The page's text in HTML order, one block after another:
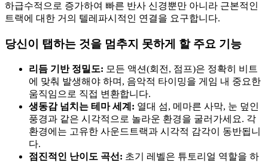
하급수적으로 증가하여 빠른 반사 신경뿐만 아니라 근본적인
트랙에 대한 거의 텔레파시적인 연결을 요구합니다.
당신이 탭하는 것을 멈추지 못하게 할 주요 기능
리듬 기반 정밀도: 모든 액션(회전, 점프)은 정확히 비트
에 맞춰 발생해야 하며, 음악적 타이밍을 게임 내 중요한
움직임으로 직접 변환합니다.
생동감 넘치는 테마 세계: 열대 섬, 메마른 사막, 눈 덮인
풍경과 같은 시각적으로 놀라운 환경을 굴러가세요. 각
환경에는 고유한 사운드트랙과 시각적 감각이 동반됩니
다.
점진적인 난이도 곡선: 초기 레벨은 튜토리얼 역할을 하